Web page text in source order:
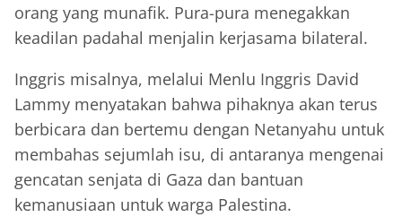
orang yang munafik. Pura-pura menegakkan
keadilan padahal menjalin kerjasama bilateral.
Inggris misalnya, melalui Menlu Inggris David
Lammy menyatakan bahwa pihaknya akan terus
berbicara dan bertemu dengan Netanyahu untuk
membahas sejumlah isu, di antaranya mengenai
gencatan senjata di Gaza dan bantuan
kemanusiaan untuk warga Palestina.